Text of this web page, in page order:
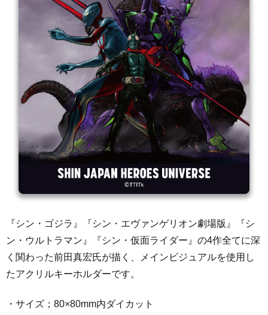
『シン・ゴジラ』『シン・エヴァンゲリオン劇場版』『シ
ン・ウルトラマン』『シン・仮面ライダー』の4作全てに深
く関わった前田真宏氏が描く、メインビジュアルを使用し
たアクリルキーホルダーです。
・サイズ；80×80mm内ダイカット